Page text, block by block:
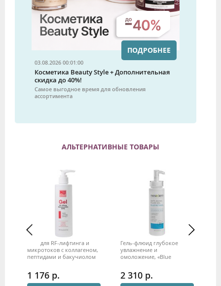
03.08.2026 00:01:00
Косметика Beauty Style + Дополнительная
скидка до 40%!
Самое выгодное время для обновления
ассортимента
ПОДРОБНЕЕ
АЛЬТЕРНАТИВНЫЕ ТОВАРЫ
Гель для RF-лифтинга и
микротоков с коллагеном,
пептидами и бакучиолом
1 176
Гель-флюид глубокое
увлажнение и
омоложение, «Blue
2 310